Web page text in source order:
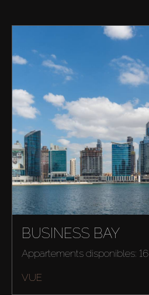
BUSINESS BAY
Appartements disponibles: 16
VUE